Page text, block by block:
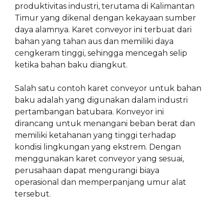
produktivitas industri, terutama di Kalimantan
Timur yang dikenal dengan kekayaan sumber
daya alamnya. Karet conveyor ini terbuat dari
bahan yang tahan aus dan memiliki daya
cengkeram tinggi, sehingga mencegah selip
ketika bahan baku diangkut.
Salah satu contoh karet conveyor untuk bahan
baku adalah yang digunakan dalam industri
pertambangan batubara. Konveyor ini
dirancang untuk menangani beban berat dan
memiliki ketahanan yang tinggi terhadap
kondisi lingkungan yang ekstrem. Dengan
menggunakan karet conveyor yang sesuai,
perusahaan dapat mengurangi biaya
operasional dan memperpanjang umur alat
tersebut.